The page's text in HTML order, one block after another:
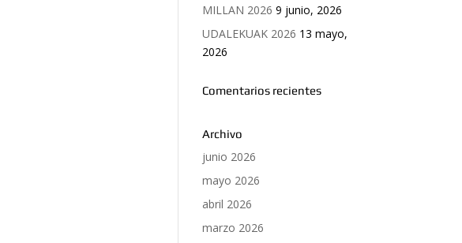
MILLAN 2026 9 junio, 2026
UDALEKUAK 2026 13 mayo,
2026
Comentarios recientes
Archivo
junio 2026
mayo 2026
abril 2026
marzo 2026